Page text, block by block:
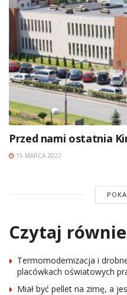
Przed nami ostatnia
15 MARCA 2022
Czytaj
Termomodernizacja i
placówkach oświatowych
Miał być pellet na zimę, a